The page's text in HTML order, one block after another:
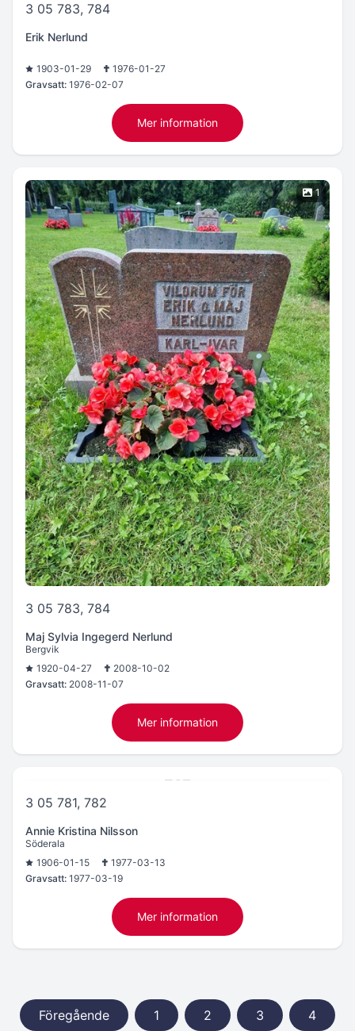
3 05 783, 784
Erik Nerlund
1903-01-29
1976-01-27
Gravsatt: 1976-02-07
Mer information
1
3 05 783, 784
Maj Sylvia Ingegerd Nerlund
Bergvik
1920-04-27
2008-10-02
Gravsatt: 2008-11-07
Mer information
3 05 781, 782
Annie Kristina Nilsson
Söderala
1906-01-15
1977-03-13
Gravsatt: 1977-03-19
Mer information
Föregående 1 2 3 4